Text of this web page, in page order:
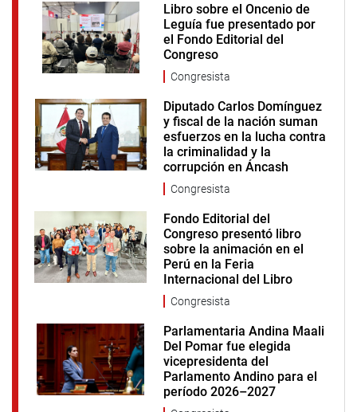
Libro sobre el Oncenio de
Leguía fue presentado por
el Fondo Editorial del
Congreso
Congresista
Diputado Carlos Domínguez
y fiscal de la nación suman
esfuerzos en la lucha contra
la criminalidad y la
corrupción en Áncash
Congresista
Fondo Editorial del
Congreso presentó libro
sobre la animación en el
Perú en la Feria
Internacional del Libro
Congresista
Parlamentaria Andina Maali
Del Pomar fue elegida
vicepresidenta del
Parlamento Andino para el
período 2026–2027